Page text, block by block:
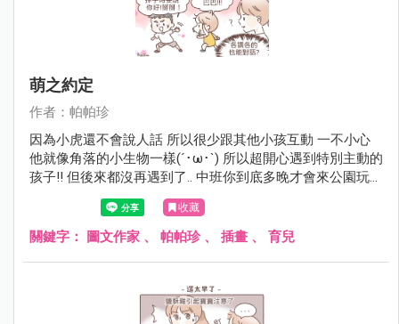
萌之約定
作者：帕帕珍
因為小虎還不會說人話 所以很少跟其他小孩互動 一不小心
他就像角落的小生物一樣(´･ω･`) 所以超開心遇到特別主動的
孩子!! 但後來都沒再遇到了.. 中班你到底多晚才會來公園玩呀
收藏
關鍵字： 圖文作家 、 帕帕珍、 插畫 、 育兒